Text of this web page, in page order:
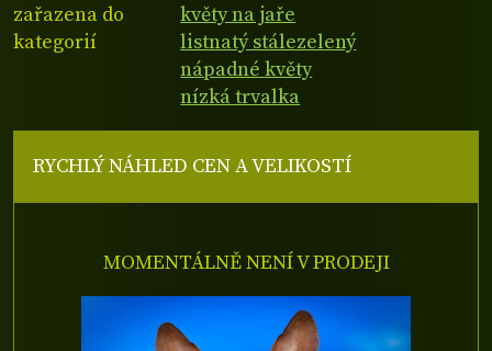
zařazena do
kategorií
květy na jaře
listnatý stálezelený
nápadné květy
nízká trvalka
RYCHLÝ NÁHLED CEN A VELIKOSTÍ
MOMENTÁLNĚ NENÍ V PRODEJI